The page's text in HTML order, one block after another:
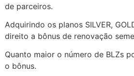
de parceiros.
Adquirindo os planos SILVER,
direito a bônus de renovação
Quanto maior o número de BLZs
o bônus.